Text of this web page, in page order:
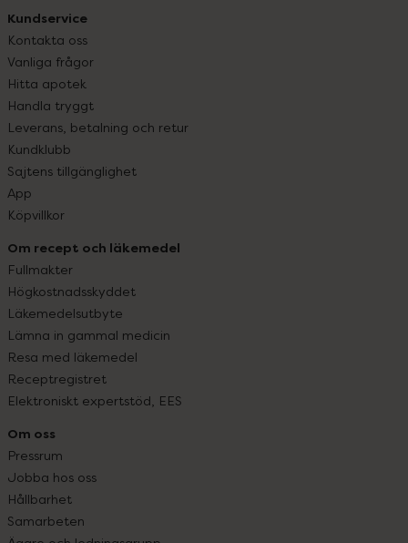
Kundservice
Kontakta oss
Vanliga frågor
Hitta apotek
Handla tryggt
Leverans, betalning och retur
Kundklubb
Sajtens tillgänglighet
App
Köpvillkor
Om recept och läkemedel
Fullmakter
Högkostnadsskyddet
Läkemedelsutbyte
Lämna in gammal medicin
Resa med läkemedel
Receptregistret
Elektroniskt expertstöd, EES
Om oss
Pressrum
Jobba hos oss
Hållbarhet
Samarbeten